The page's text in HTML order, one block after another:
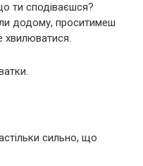
ти сподіваєшся?
додому, проситимеш
хвилюватися.
сильно, що